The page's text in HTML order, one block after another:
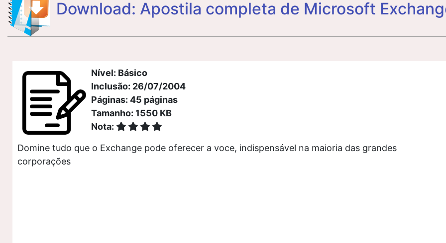
Download: Apostila completa de Microsoft
Nível: Básico
Inclusão: 26/07/2004
Páginas: 45 páginas
Tamanho: 1550 KB
Nota:
Domine tudo que o Exchange pode oferecer a voce, indispensável na maioria das grandes
corporações